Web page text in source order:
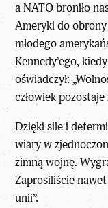
a NATO broniło
Ameryki do
młodego
Kennedy’ego,
oświadczył:
człowiek
Dzięki sile i
wiary w
zimną wojnę.
Zaprosiliście
unii”.